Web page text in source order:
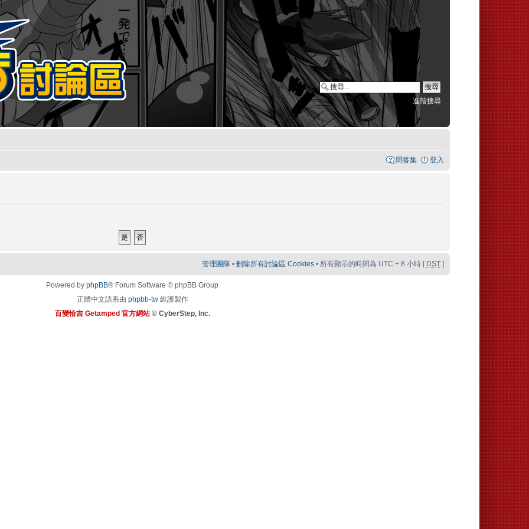
進階搜尋
問答集 登入
管理團隊• 刪除所有討論區 Cookies• 所有顯示的時間為 UTC + 8 小時 [ DST]
Powered by phpBB® Forum Software © phpBB Group
正體中文語系由 phpbb-tw維護製作
百變恰吉 Getamped 官方網站© CyberStep, Inc.